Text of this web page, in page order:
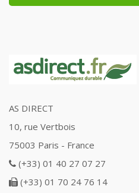
AS DIRECT
10, rue Vertbois
75003 Paris - France
(+33) 01 40 27 07 27
(+33) 01 70 24 76 14